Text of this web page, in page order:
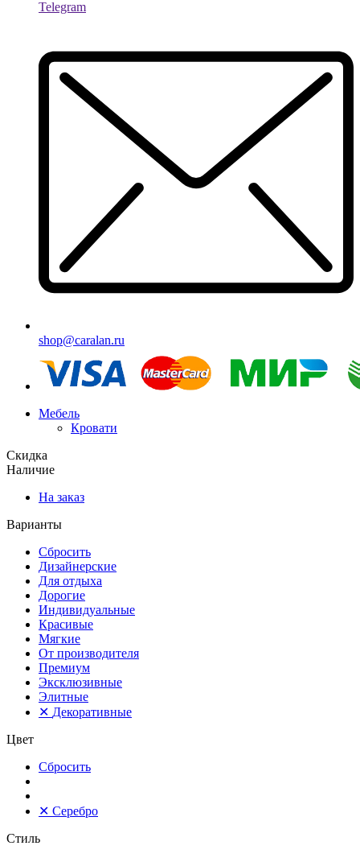
Telegram
shop@caralan.ru
Мебель
Кровати
Скидка
Наличие
На заказ
Варианты
Сбросить
Дизайнерские
Для отдыха
Дорогие
Индивидуальные
Красивые
Мягкие
От производителя
Премиум
Эксклюзивные
Элитные
✕ Декоративные
Цвет
Сбросить
✕ Серебро
Стиль